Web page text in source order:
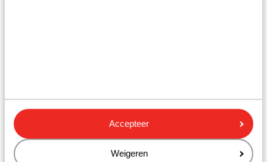
Accepteer
Weigeren
Bekijk onze unieke toplocaties